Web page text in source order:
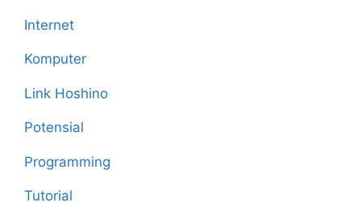
Internet
Komputer
Link Hoshino
Potensial
Programming
Tutorial